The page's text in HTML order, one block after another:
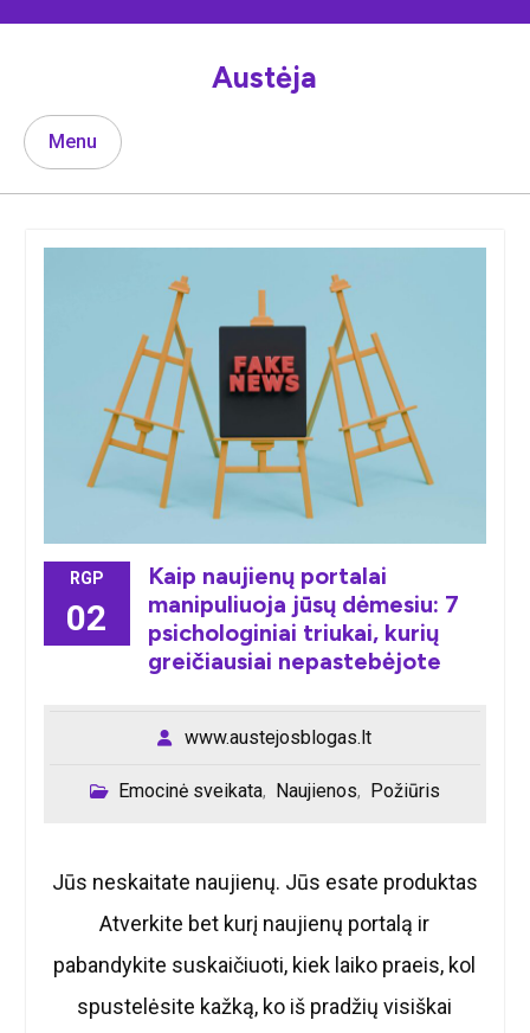
Austėja
Menu
RGP
02
Kaip naujienų portalai
manipuliuoja jūsų dėmesiu: 7
psichologiniai triukai, kurių
greičiausiai nepastebėjote
www.austejosblogas.lt
Emocinė sveikata, Naujienos, Požiūris
Jūs neskaitate naujienų. Jūs esate produktas
Atverkite bet kurį naujienų portalą ir
pabandykite suskaičiuoti, kiek laiko praeis, kol
spustelėsite kažką, ko iš pradžių visiškai